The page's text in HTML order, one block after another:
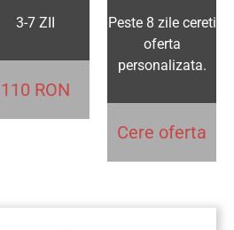
3-7 ZII
110 RON
Peste 8 zile cereti
oferta
personalizata.
Cere oferta